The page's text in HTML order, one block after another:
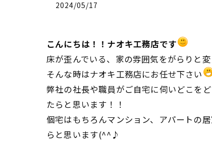
2024/05/17
こんにちは！！ナオキ工務店です
床が歪んでいる、家の雰囲気をがらりと
そんな時はナオキ工務店にお任せ下さい
弊社の社長や職員がご自宅に伺いどこを
たらと思います！！
個宅はもちろんマンション、アパートの
らと思います(^^♪